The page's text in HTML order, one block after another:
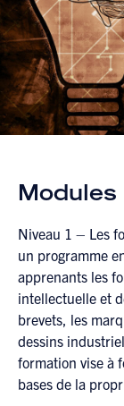
Niveau 1 – Les
un programme
apprenants les
intellectuelle et
brevets, les
dessins
formation vise à
bases de la